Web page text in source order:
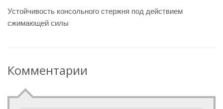
Устойчивость консольного стержня под действием
сжимающей силы
Комментарии